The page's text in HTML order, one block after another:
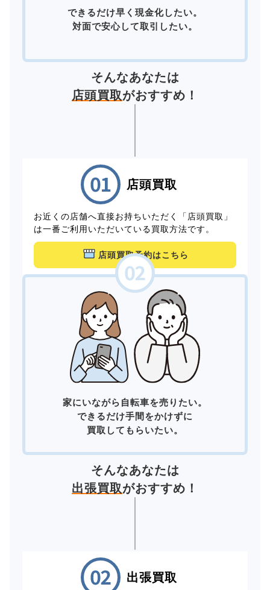
できるだけ早く現金化したい。
対面で安心して取引したい。
そんなあなたは
店頭買取がおすすめ！
店頭買取
お近くの店舗へ直接お持ちいただく「店頭買取」
は一番ご利用いただいている買取方法です。
店頭買取予約はこちら
家にいながら自転車を売りたい。
できるだけ手間をかけずに
買取してもらいたい。
そんなあなたは
出張買取がおすすめ！
出張買取